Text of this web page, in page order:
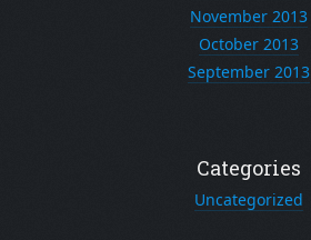
November 2013
October 2013
September 2013
Categories
Uncategorized